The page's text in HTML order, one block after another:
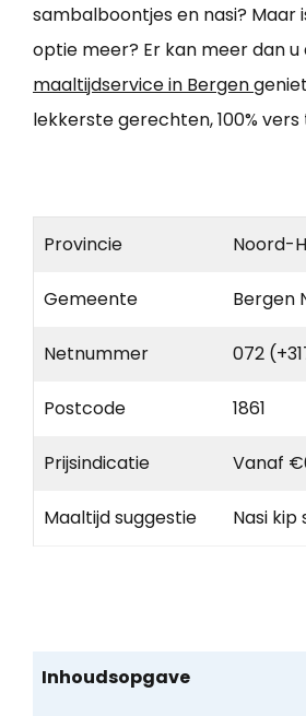
sambalboontjes en nasi? Maar
optie meer? Er kan meer dan
maaltijdservice in Bergen
lekkerste gerechten, 100%
Provincie Noord-
Gemeente Bergen
Netnummer 072
Postcode 1861
Prijsindicatie Vanaf
Maaltijd suggestie Nasi kip
Inhoudsopgave